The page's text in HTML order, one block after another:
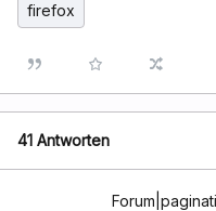
firefox
41 Antworten